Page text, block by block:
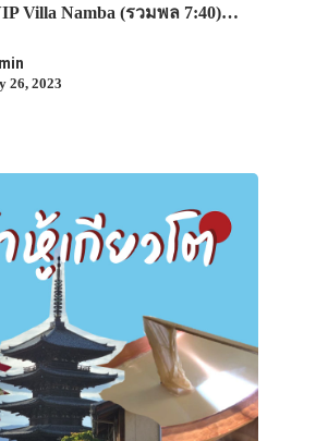
Villa Namba (รวมพล 7:40)…
26, 2023